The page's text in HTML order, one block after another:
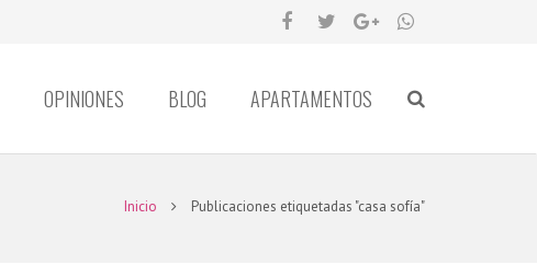
OPINIONES BLOG APARTAMENTOS
Inicio Publicaciones etiquetadas "casa sofía"